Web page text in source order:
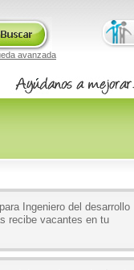
avanzada
Ingeniero del desarrollo
recibe vacantes en tu